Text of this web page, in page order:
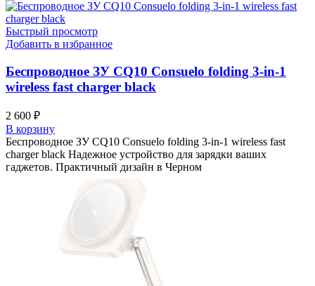
Быстрый просмотр
Добавить в избранное
Беспроводное ЗУ CQ10 Consuelo folding 3-in-1
wireless fast charger black
2 600 ₽
В корзину
Беспроводное ЗУ CQ10 Consuelo folding 3-in-1 wireless fast
charger black Надежное устройство для зарядки ваших
гаджетов. Практичный дизайн в Черном